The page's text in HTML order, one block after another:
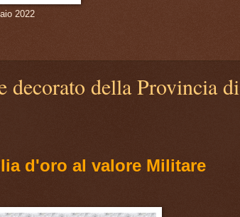
2022
della Provincia di
d'oro al valore Militare